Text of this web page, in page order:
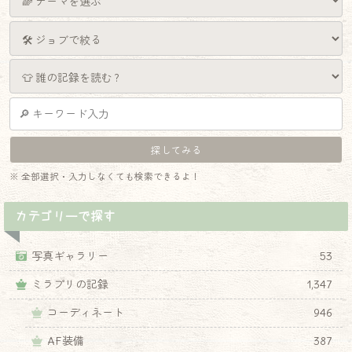
※ 全部選択・入力しなくても検索できるよ！
カテゴリーで探す
写真ギャラリー
53
ミラプリの記録
1,347
コーディネート
946
AF装備
387